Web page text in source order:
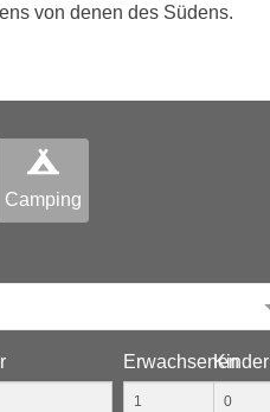
von denen des Südens.
Camping
ErwachsenenKinder